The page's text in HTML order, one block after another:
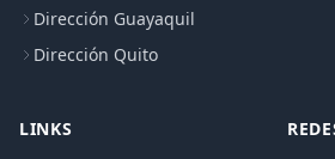
Dirección Guayaquil
Dirección Quito
LINKS